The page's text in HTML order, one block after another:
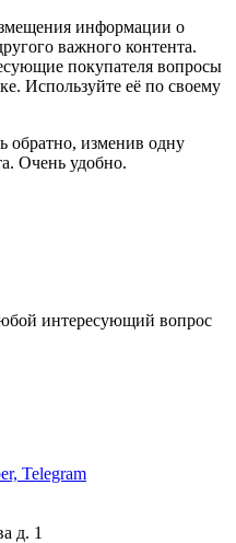
информации о
важного контента.
покупателя вопросы
Используйте её по своему
обратно, изменив одну
Очень удобно.
интересующий вопрос
Telegram
д. 1